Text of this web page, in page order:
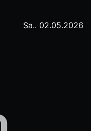
Sa.. 02.05.2026